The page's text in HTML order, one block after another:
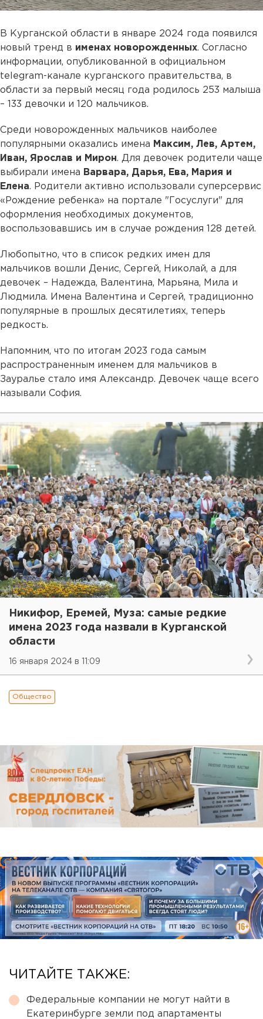
В Курганской области в январе 2024 года появился
новый тренд в именах новорожденных. Согласно
информации, опубликованной в официальном
telegram-канале курганского правительства, в
области за первый месяц года родилось 253 малыша
– 133 девочки и 120 мальчиков.
Среди новорожденных мальчиков наиболее
популярными оказались имена Максим, Лев, Артем,
Иван, Ярослав и Мирон. Для девочек родители чаще
выбирали имена Варвара, Дарья, Ева, Мария и
Елена. Родители активно использовали суперсервис
«Рождение ребенка» на портале "Госуслуги" для
оформления необходимых документов,
воспользовавшись им в случае рождения 128 детей.
Любопытно, что в список редких имен для
мальчиков вошли Денис, Сергей, Николай, а для
девочек – Надежда, Валентина, Марьяна, Мила и
Людмила. Имена Валентина и Сергей, традиционно
популярные в прошлых десятилетиях, теперь
редкость.
Напомним, что по итогам 2023 года самым
распространенным именем для мальчиков в
Зауралье стало имя Александр. Девочек чаще всего
называли София.
Никифор, Еремей, Муза: самые редкие
имена 2023 года назвали в Курганской
области
16 января 2024 в 11:09
Общество
ЧИТАЙТЕ ТАКЖЕ:
Федеральные компании не могут найти в
Екатеринбурге земли под апартаменты